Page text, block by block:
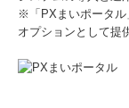
※「PXまいポータル
オプションとして提